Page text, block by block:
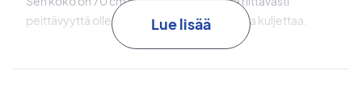
peittävyyttä ollen samalla helppo säilyttää ja kuljettaa.
Lue lisää